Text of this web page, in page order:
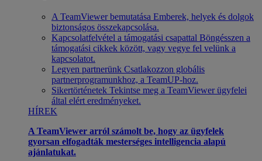
A TeamViewer bemutatása Emberek, helyek és dolgok
biztonságos összekapcsolása.
Kapcsolatfelvétel a támogatási csapattal Böngésszen a
támogatási cikkek között, vagy vegye fel velünk a
kapcsolatot.
Legyen partnerünk Csatlakozzon globális
partnerprogramunkhoz, a TeamUP-hoz.
Sikertörténetek Tekintse meg a TeamViewer ügyfelei
által elért eredményeket.
HÍREK
A TeamViewer arról számolt be, hogy az ügyfelek
gyorsan elfogadták mesterséges intelligencia alapú
ajánlatukat.